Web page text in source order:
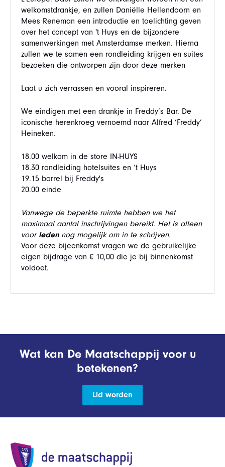
welkomstdrankje, en zullen Daniëlle Hellendoorn en
Mees Reneman een introductie en toelichting geven
over het concept van 't Huys en de bijzondere
samenwerkingen met Amsterdamse merken. Hierna
zullen we te samen een rondleiding krijgen en suites
bezoeken die ontworpen zijn door deze merken
Laat u zich verrassen en vooral inspireren.
We eindigen met een drankje in Freddy’s Bar. De
iconische herenkroeg vernoemd naar Alfred ‘Freddy’
Heineken.
18.00 welkom in de store IN-HUYS
18.30 rondleiding hotelsuites en ‘t Huys
19.15 borrel bij Freddy's
20.00 einde
Vanwege de beperkte ruimte hebben we het
maximaal aantal inschrijvingen bereikt. Het is alleen
voor ledennog mogelijk om in te schrijven.
Voor deze bijeenkomst vragen we de gebruikelijke
eigen bijdrage van € 10,00 die je bij binnenkomst
voldoet.
Wat kan De Maatschappij voor u
betekenen?
Lid worden